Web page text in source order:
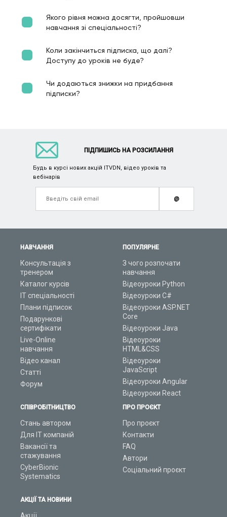
Якого рівня можна досягти, пройшовши
навчання зі спеціальності?
Коли закінчиться підписка, що далі?
Доступу до уроків не буде?
Чи додаються знижки на придбання
підписки?
НАВЧАННЯ
Консультація з
тренером
Каталог курсів
ІТ спеціальності
Плани підписок
Подарункові
сертифікати
Live-Online
навчання
Відео канал
Статті
Форум
ПОПУЛЯРНЕ
З чого розпочати
навчання
Відеоуроки Python
Відеоуроки C#
Відеоуроки ASP.NET
Core
Відеоуроки Java
Відеоуроки
HTML&CSS
Відеоуроки
JavaScript
Відеоуроки Angular
Відеоуроки React
СПІВРОБІТНИЦТВО
Стань автором
Для ІТ компаній
Вакансії та
стажування
CyberBionic
Systematics
АКЦІЇ ТА НОВИНИ
ПРО ПРОЄКТ
Про проєкт
Контакти
FAQ
Автори
Соціальний проєкт
ПІДПИШИСЬ НА РОЗСИЛАННЯ
Будь в курсі нових акцій ITVDN, відео уроків та
вебінарів
@